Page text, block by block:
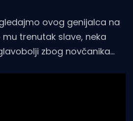
ovog genijalca na
trenutak slave, neka
zbog novčanika...